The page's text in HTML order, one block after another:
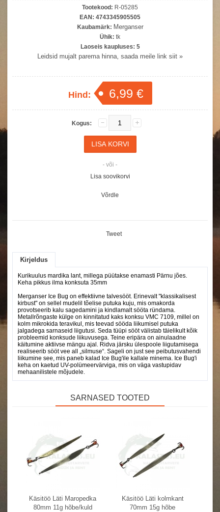
Tootekood: R-05285
EAN: 4743345905505
Kaubamärk: Merganser
Ühik: tk
Laoseis kaupluses: 5
Leidsid mujalt parema hinna, saada meile link siit »
Hind: 6,99 €
Kogus:
- või -
Lisa soovikorvi
Võrdle
Tweet
Kirjeldus
Kurikuulus mardika lant, millega püütakse enamasti Pärnu jões.
Keha pikkus ilma konksuta 35mm
Merganser Ice Bug on effektiivne talvesööt. Erinevalt "klassikalisest
kirbust" on sellel mudelil tõelise putuka kuju, mis omakorda
provotseerib kalu sagedamini ja kindlamalt sööta ründama.
Metallrõngaste külge on kinnitatud kaks konksu VMC 7109, millel on
kolm mikrokida teravikul, mis teevad sööda liikumisel putuka
jalgadega sarnaseid liigutusi. Seda tüüpi sööt välistab täielikult kõik
probleemid konksude liikuvusega. Teine eripära on ainulaadne
käitumine aktiivse mängu ajal. Ridva järsku ülespoole liigutamisega
realiseerib sööt vee all „silmuse“. Sageli on just see peibutusvahendi
liikumine see, mis paneb kalad Ice Bug'ile kallale minema. Ice Bug'i
keha on kaetud UV-polümeervärviga, mis on väga vastupidav
mehaanilistele mõjudele.
SARNASED TOOTED
Käsitöö Läti Maropedka
80mm 11g hõbe/kuld
Käsitöö Läti kolmkant
70mm 15g hõbe